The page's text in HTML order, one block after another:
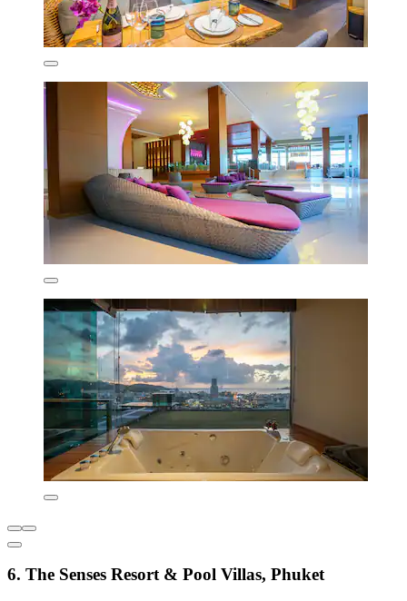
6. The Senses Resort & Pool Villas, Phuket